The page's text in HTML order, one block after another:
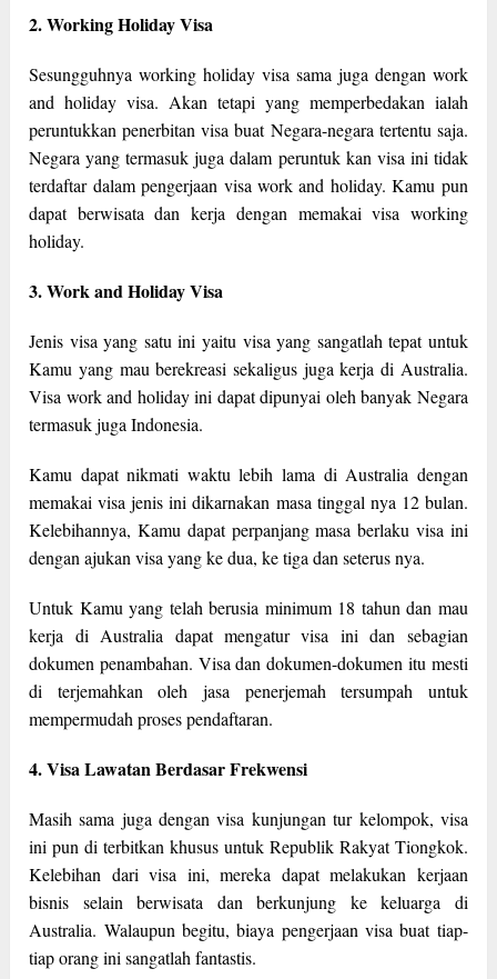
2. Working Holiday Visa
Sesungguhnya working holiday visa sama juga dengan work
and holiday visa. Akan tetapi yang memperbedakan ialah
peruntukkan penerbitan visa buat Negara-negara tertentu saja.
Negara yang termasuk juga dalam peruntuk kan visa ini tidak
terdaftar dalam pengerjaan visa work and holiday. Kamu pun
dapat berwisata dan kerja dengan memakai visa working
holiday.
3. Work and Holiday Visa
Jenis visa yang satu ini yaitu visa yang sangatlah tepat untuk
Kamu yang mau berekreasi sekaligus juga kerja di Australia.
Visa work and holiday ini dapat dipunyai oleh banyak Negara
termasuk juga Indonesia.
Kamu dapat nikmati waktu lebih lama di Australia dengan
memakai visa jenis ini dikarnakan masa tinggal nya 12 bulan.
Kelebihannya, Kamu dapat perpanjang masa berlaku visa ini
dengan ajukan visa yang ke dua, ke tiga dan seterus nya.
Untuk Kamu yang telah berusia minimum 18 tahun dan mau
kerja di Australia dapat mengatur visa ini dan sebagian
dokumen penambahan. Visa dan dokumen-dokumen itu mesti
di terjemahkan oleh jasa penerjemah tersumpah untuk
mempermudah proses pendaftaran.
4. Visa Lawatan Berdasar Frekwensi
Masih sama juga dengan visa kunjungan tur kelompok, visa
ini pun di terbitkan khusus untuk Republik Rakyat Tiongkok.
Kelebihan dari visa ini, mereka dapat melakukan kerjaan
bisnis selain berwisata dan berkunjung ke keluarga di
Australia. Walaupun begitu, biaya pengerjaan visa buat tiap-
tiap orang ini sangatlah fantastis.